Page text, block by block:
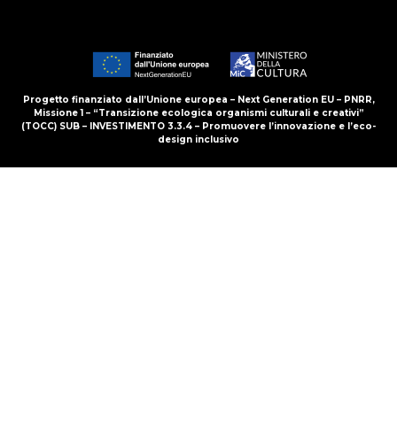
Progetto finanziato dall’Unione europea – Next Generation EU – PNRR,
Missione 1 – “Transizione ecologica organismi culturali e creativi”
(TOCC) SUB – INVESTIMENTO 3.3.4 – Promuovere l’innovazione e l’eco-
design inclusivo